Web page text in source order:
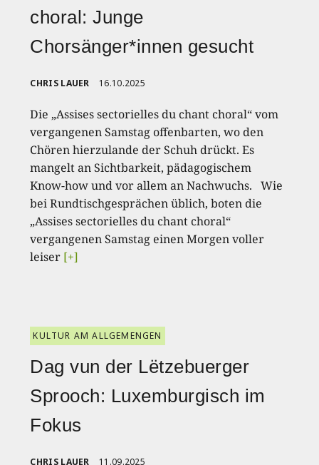
choral: Junge
Chorsänger*innen gesucht
CHRIS LAUER 16.10.2025
Die „Assises sectorielles du chant choral“ vom
vergangenen Samstag offenbarten, wo den
Chören hierzulande der Schuh drückt. Es
mangelt an Sichtbarkeit, pädagogischem
Know-how und vor allem an Nachwuchs. Wie
bei Rundtischgesprächen üblich, boten die
„Assises sectorielles du chant choral“
vergangenen Samstag einen Morgen voller
leiser [+]
KULTUR AM ALLGEMENGEN
Dag vun der Lëtzebuerger
Sprooch: Luxemburgisch im
Fokus
CHRIS LAUER 11.09.2025